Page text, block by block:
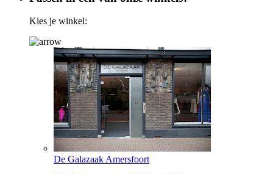
Kies je winkel:
De Galazaak Amersfoort